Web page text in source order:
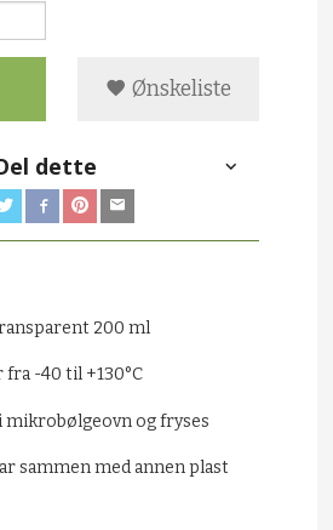
Ønskeliste
dette
200 ml
-40 til +130°C
mikrobølgeovn og fryses
sammen med annen plast